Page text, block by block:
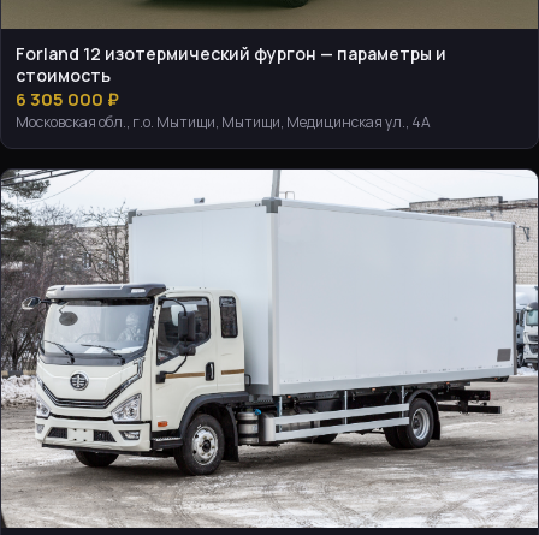
Forland 12 изотермический фургон — параметры и
стоимость
6 305 000 ₽
Московская обл., г.о. Мытищи, Мытищи, Медицинская ул., 4А